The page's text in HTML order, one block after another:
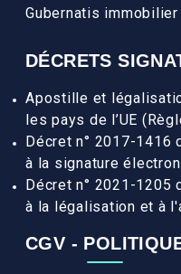
Gubernatis immobilier
DÉCRETS
Apostille et
les pays de l’UE
Décret n° 2017-
à la signature
Décret n° 2021-
à la légalisation et à
CGV -